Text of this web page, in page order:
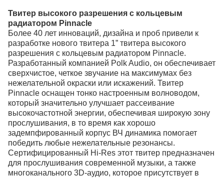
Твитер высокого разрешения с кольцевым
радиатором Pinnacle
Более 40 лет инноваций, дизайна и проб привели к
разработке нового твитера 1” твитера высокого
разрешения с кольцевым радиатором Pinnacle.
Разработанный компанией Polk Audio, он обеспечивает
сверхчистое, четкое звучание на максимумах без
нежелательной окраски или искажений. Твитер
Pinnacle оснащен тонко настроенным волноводом,
который значительно улучшает рассеивание
высокочастотной энергии, обеспечивая широкую зону
прослушивания, в то время как хорошо
задемпфированный корпус ВЧ динамика помогает
победить любые нежелательные резонансы.
Сертифицированный Hi-Res этот твитер предназначен
для прослушивания современной музыки, а также
многоканального 3D-аудио, которое присутствует в